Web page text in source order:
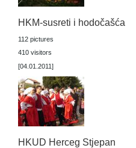
HKM-susreti i hodočašća
112 pictures
410 visitors
[04.01.2011]
HKUD Herceg Stjepan